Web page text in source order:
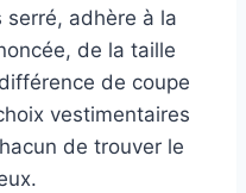
serré, adhère à la
de la taille
de coupe
vestimentaires
de trouver le